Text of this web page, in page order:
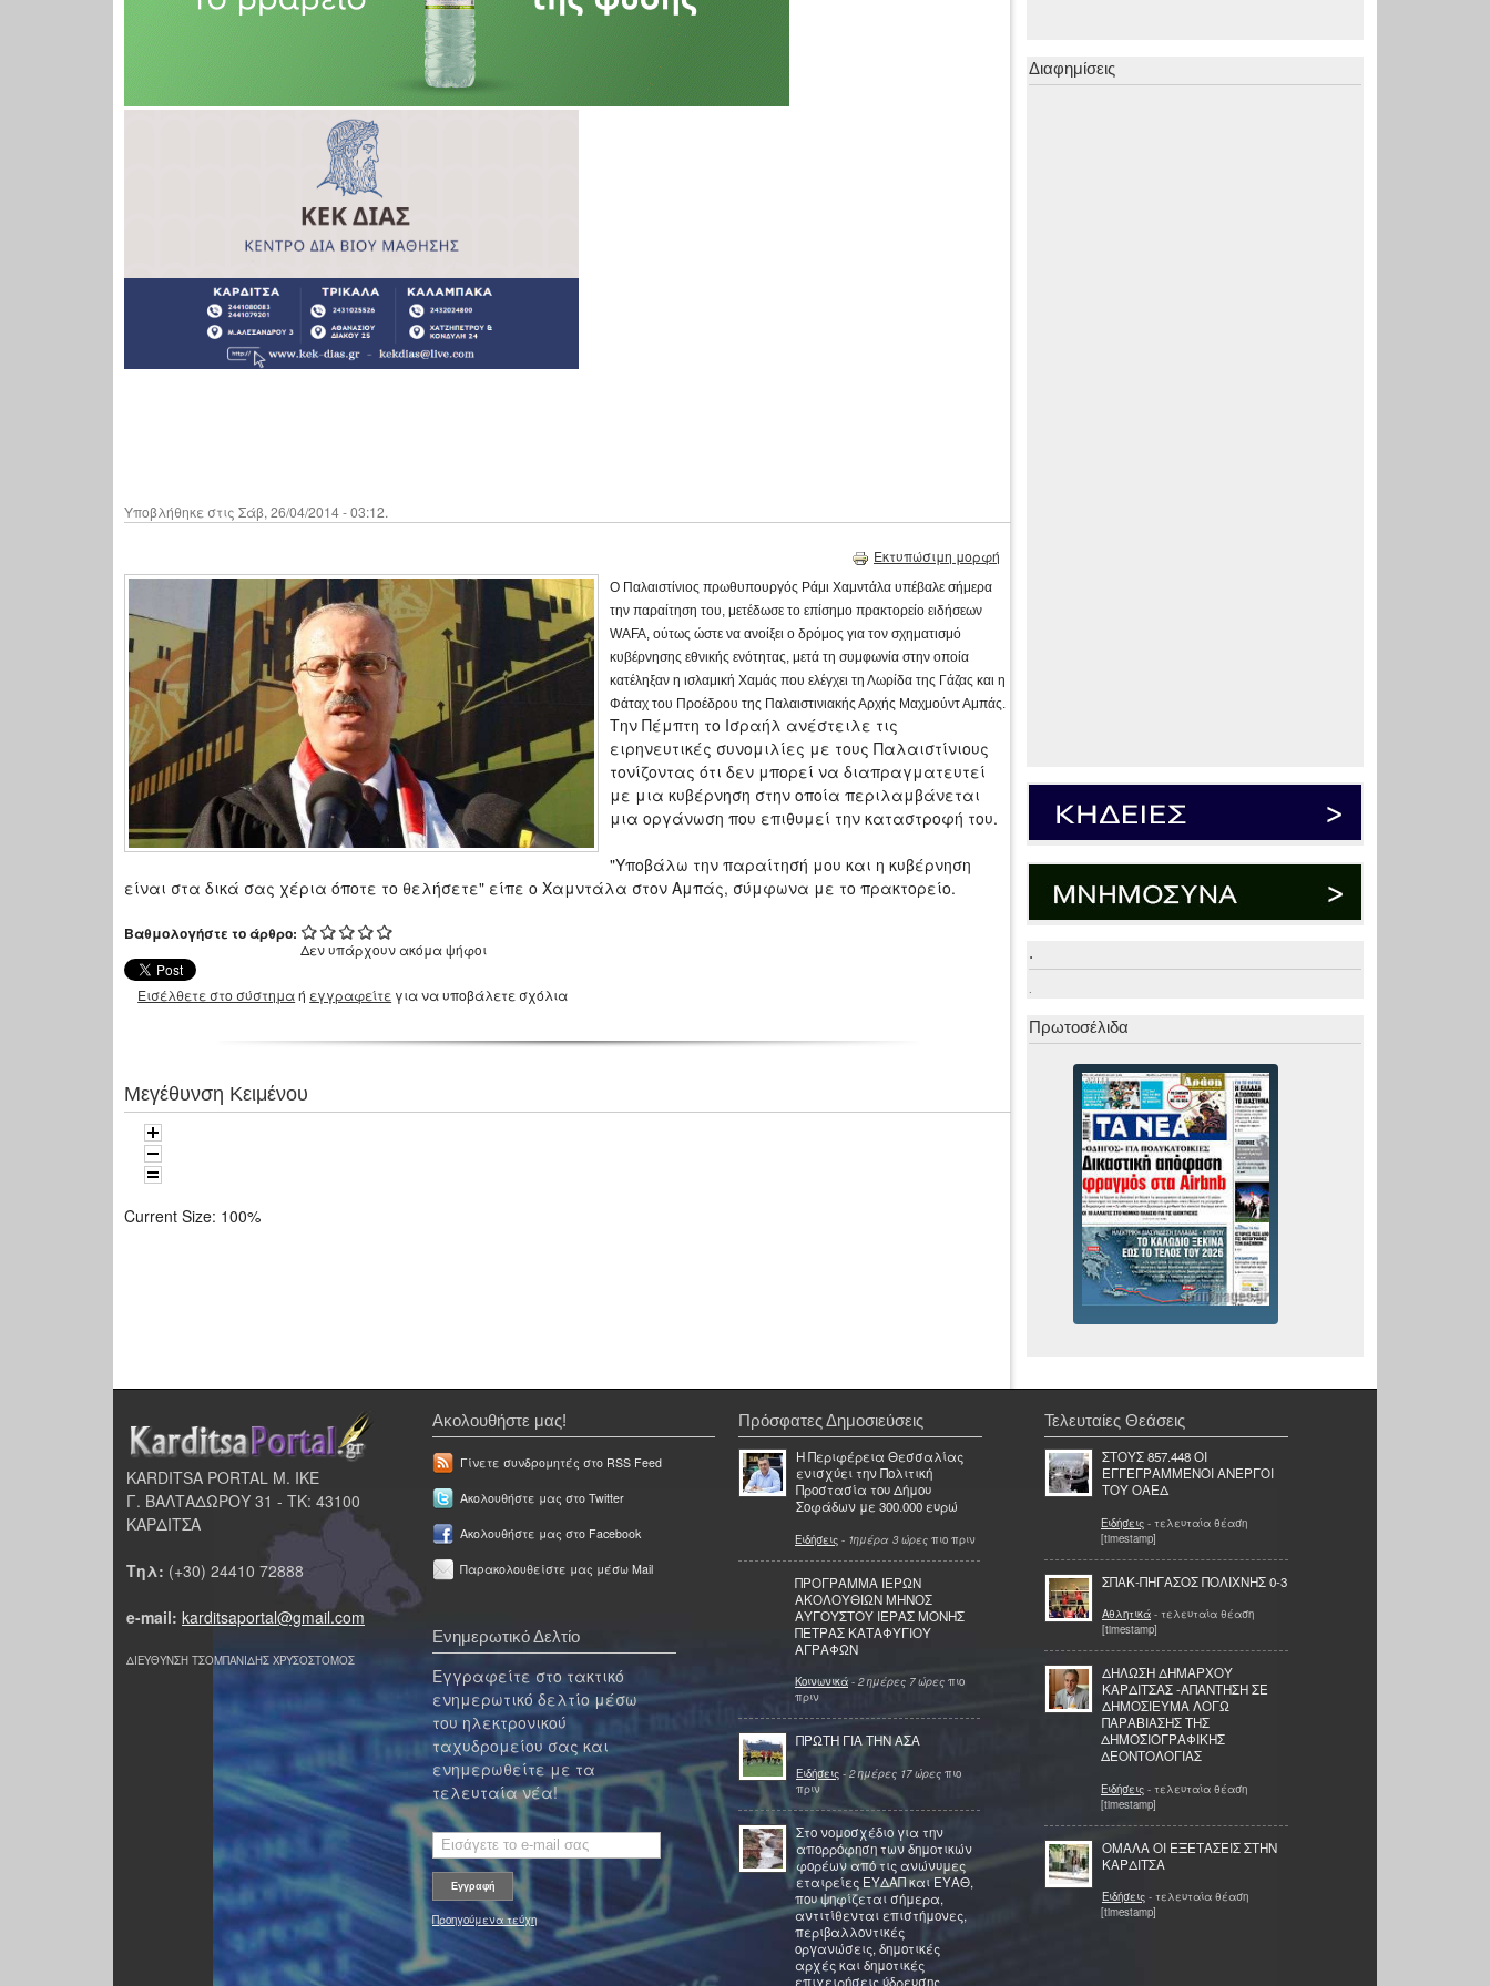
Υποβλήθηκε στις Σάβ, 26/04/2014 - 03:12.
Εκτυπώσιμη μορφή
Ο Παλαιστίνιος πρωθυπουργός Ράμι Χαμντάλα υπέβαλε σήμερα
την παραίτηση του, μετέδωσε το επίσημο πρακτορείο ειδήσεων
WAFA, ούτως ώστε να ανοίξει ο δρόμος για τον σχηματισμό
κυβέρνησης εθνικής ενότητας, μετά τη συμφωνία στην οποία
κατέληξαν η ισλαμική Χαμάς που ελέγχει τη Λωρίδα της Γάζας και η
Φάταχ του Προέδρου της Παλαιστινιακής Αρχής Μαχμούντ Αμπάς.
Την Πέμπτη το Ισραήλ ανέστειλε τις
ειρηνευτικές συνομιλίες με τους Παλαιστίνιους
τονίζοντας ότι δεν μπορεί να διαπραγματευτεί
με μια κυβέρνηση στην οποία περιλαμβάνεται
μια οργάνωση που επιθυμεί την καταστροφή του.
"Υποβάλω την παραίτησή μου και η κυβέρνηση
είναι στα δικά σας χέρια όποτε το θελήσετε" είπε ο Χαμντάλα στον Αμπάς, σύμφωνα με το πρακτορείο.
Βαθμολογήστε το άρθρο:
Δεν υπάρχουν ακόμα ψήφοι
Εισέλθετε στο σύστημαή εγγραφείτε για να υποβάλετε σχόλια
Μεγέθυνση Κειμένου
Current Size: 100%
Διαφημίσεις
.
.
Πρωτοσέλιδα
KARDITSA PORTAL Μ. ΙΚΕ
Γ. ΒΑΛΤΑΔΩΡΟΥ 31 - ΤΚ: 43100
ΚΑΡΔΙΤΣΑ
Τηλ: (+30) 24410 72888
e-mail: karditsaportal@gmail.com
ΔΙΕΥΘΥΝΣΗ ΤΣΟΜΠΑΝΙΔΗΣ ΧΡΥΣΟΣΤΟΜΟΣ
Ακολουθήστε μας!
Γίνετε συνδρομητές στο RSS Feed
Ακολουθήστε μας στο Twitter
Ακολουθήστε μας στο Facebook
Παρακολουθείστε μας μέσω Mail
Ενημερωτικό Δελτίο
Εγγραφείτε στο τακτικό
ενημερωτικό δελτίο μέσω
του ηλεκτρονικού
ταχυδρομείου σας και
ενημερωθείτε με τα
τελευταία νέα!
Προηγούμενα τεύχη
Πρόσφατες Δημοσιεύσεις
Η Περιφέρεια Θεσσαλίας
ενισχύει την Πολιτική
Προστασία του Δήμου
Σοφάδων με 300.000 ευρώ
Ειδήσεις - 1ημέρα 3 ώρες πιο πριν
ΠΡΟΓΡΑΜΜΑ ΙΕΡΩΝ
ΑΚΟΛΟΥΘΙΩΝ ΜΗΝΟΣ
ΑΥΓΟΥΣΤΟΥ ΙΕΡΑΣ ΜΟΝΗΣ
ΠΕΤΡΑΣ ΚΑΤΑΦΥΓΙΟΥ
ΑΓΡΑΦΩΝ
Κοινωνικά - 2 ημέρες 7 ώρες πιο
πριν
ΠΡΩΤΗ ΓΙΑ ΤΗΝ ΑΣΑ
Ειδήσεις - 2 ημέρες 17 ώρες πιο
πριν
Στο νομοσχέδιο για την
απορρόφηση των δημοτικών
φορέων από τις ανώνυμες
εταιρείες ΕΥΔΑΠ και ΕΥΑΘ,
που ψηφίζεται σήμερα,
αντιτίθενται επιστήμονες,
περιβαλλοντικές
οργανώσεις, δημοτικές
αρχές και δημοτικές
επιχειρήσεις ύδρευσης
Τελευταίες Θεάσεις
ΣΤΟΥΣ 857.448 ΟΙ
ΕΓΓΕΓΡΑΜΜΕΝΟΙ ΑΝΕΡΓΟΙ
ΤΟΥ ΟΑΕΔ
Ειδήσεις - τελευταία θέαση
[timestamp]
ΣΠΑΚ-ΠΗΓΑΣΟΣ ΠΟΛΙΧΝΗΣ 0-3
Αθλητικά - τελευταία θέαση
[timestamp]
ΔΗΛΩΣΗ ΔΗΜΑΡΧΟΥ
ΚΑΡΔΙΤΣΑΣ -ΑΠΑΝΤΗΣΗ ΣΕ
ΔΗΜΟΣΙΕΥΜΑ ΛΟΓΩ
ΠΑΡΑΒΙΑΣΗΣ ΤΗΣ
ΔΗΜΟΣΙΟΓΡΑΦΙΚΗΣ
ΔΕΟΝΤΟΛΟΓΙΑΣ
Ειδήσεις - τελευταία θέαση
[timestamp]
ΟΜΑΛΑ ΟΙ ΕΞΕΤΑΣΕΙΣ ΣΤΗΝ
ΚΑΡΔΙΤΣΑ
Ειδήσεις - τελευταία θέαση
[timestamp]